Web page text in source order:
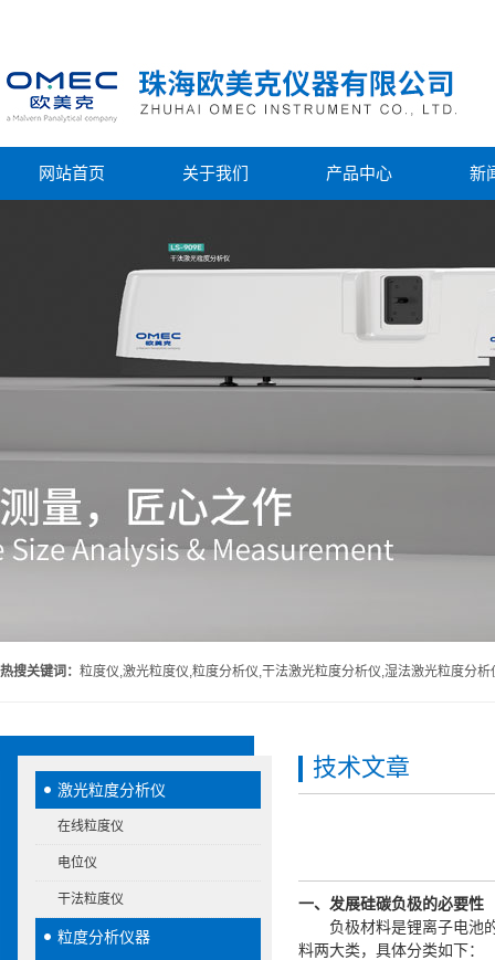
网站首页 关于我们 产品中心 新
热搜关键词： 粒度仪,激光粒度仪,粒度分析仪,干法激光粒度分析仪,湿法激光粒度分析
激光粒度分析仪
在线粒度仪
电位仪
干法粒度仪
粒度分析仪器
技术文章
一、发展硅碳负极的必要性
负极材料是锂离子电池
料两大类， 具体分类如下 ：